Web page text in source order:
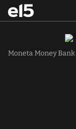
Moneta Money Bank